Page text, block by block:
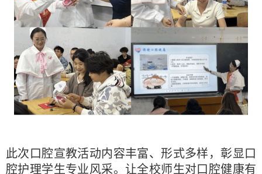
此次口腔宣教活动内容丰富、形式多样，彰显口
腔护理学生专业风采。让全校师生对口腔健康有